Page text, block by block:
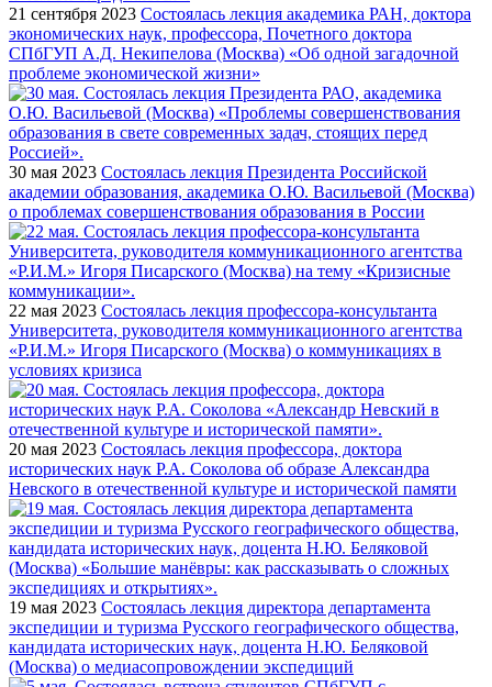
21 сентября 2023 Состоялась лекция академика РАН, доктора
экономических наук, профессора, Почетного доктора
СПбГУП А.Д. Некипелова (Москва) «Об одной загадочной
проблеме экономической жизни»
30 мая 2023 Состоялась лекция Президента Российской
академии образования, академика О.Ю. Васильевой (Москва)
о проблемах совершенствования образования в России
22 мая 2023 Состоялась лекция профессора-консультанта
Университета, руководителя коммуникационного агентства
«Р.И.М.» Игоря Писарского (Москва) о коммуникациях в
условиях кризиса
20 мая 2023 Состоялась лекция профессора, доктора
исторических наук Р.А. Соколова об образе Александра
Невского в отечественной культуре и исторической памяти
19 мая 2023 Состоялась лекция директора департамента
экспедиции и туризма Русского географического общества,
кандидата исторических наук, доцента Н.Ю. Беляковой
(Москва) о медиасопровождении экспедиций